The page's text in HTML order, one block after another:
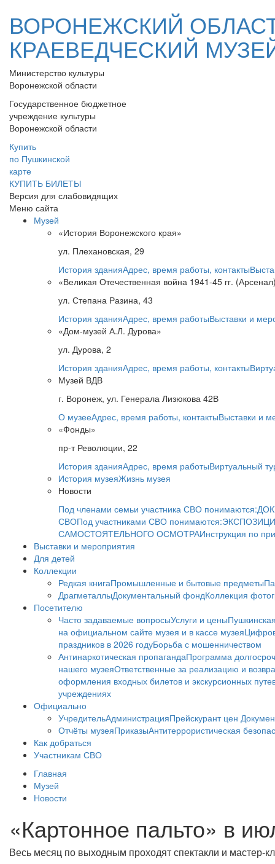
ВОРОНЕЖСКИЙ
КРАЕВЕДЧЕСКИЙ
Министерство культуры
Воронежской области
Государственное бюджетное
учреждение культуры
Воронежской области
Купить
по Пушкинской
карте
КУПИТЬ БИЛЕТЫ
Версия для слабовидящих
Меню сайта
Музей
«История Воронежского края»
ул. Плехановская, 29
История зданияАдрес, время работы, контакты
«Великая Отечественная война 1941-45 гг.
ул. Степана Разина, 43
История зданияАдрес, время работыВыставки и
«Дом-музей А.Л. Дурова»
ул. Дурова, 2
История зданияАдрес, время работы, контакты
Музей ВДВ
г. Воронеж, ул. Генерала Лизюкова 42В
О музееАдрес, время работы, контактыВыставки и
«Фонды»
пр-т Революции, 22
История зданияАдрес, время работыВиртуальный
История музеяЖизнь музея
Новости
Под членами семьи участника СВО понимаются:
СВОПод участниками СВО понимаются:
САМОСТОЯТЕЛЬНОГО ОСМОТРАИнструкция по
Выставки и мероприятия
Для детей
Коллекции
Редкая книгаПромышленные и бытовые предметы
ДрагметаллыДокументальный фондКоллекция
Посетителю
Часто задаваемые вопросыУслуги и цены
на официальном сайте музея и в кассе музея
праздников в 2026 годуБорьба с мошенничеством
Антинаркотическая пропагандаПрограмма
нашего музеяОтветственные за реализацию и
оформления входных билетов и экскурсионных
учреждениях
Официально
УчредительАдминистрацияПрейскурант цен
Отчёты музеяПриказыАнтитеррористическая
Как добраться
Участникам СВО
Главная
Музей
Новости
«Картонное пальто» в
Весь месяц по выходным проходят спектакли и мастер-